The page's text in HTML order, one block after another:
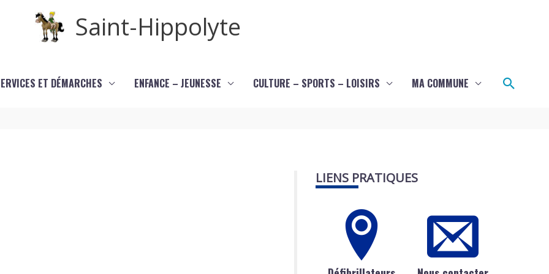
Saint-Hippolyte
ET DÉMARCHES ENFANCE – JEUNESSE CULTURE – SPORTS – LOISIRS MA COMMUNE
LIENS PRATIQUES